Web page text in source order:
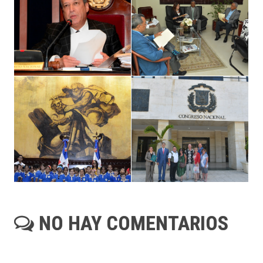
NO HAY COMENTARIOS